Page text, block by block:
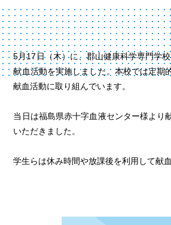
5月17日（木）に、郡山健康科学専門学
献血活動を実施しました。本校では定期
献血活動に取り組んでいます。
当日は福島県赤十字血液センター様より
いただきました。
学生らは休み時間や放課後を利用して献